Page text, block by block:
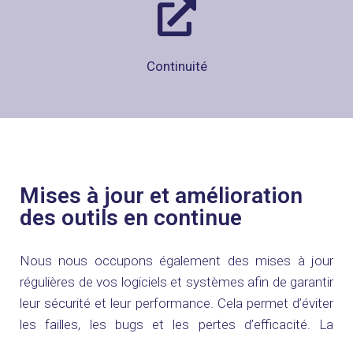
Continuité
Mises à jour et amélioration
des outils en continue
Nous nous occupons également des mises à jour
régulières de vos logiciels et systèmes afin de garantir
leur sécurité et leur performance. Cela permet d’éviter
les failles, les bugs et les pertes d’efficacité. La